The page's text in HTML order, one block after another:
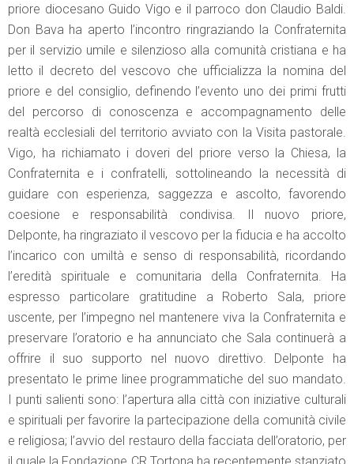
priore diocesano Guido Vigo e il parroco don Claudio Baldi.
Don Bava ha aperto l’incontro ringraziando la Confraternita
per il servizio umile e silenzioso alla comunità cristiana e ha
letto il decreto del vescovo che ufficializza la nomina del
priore e del consiglio, definendo l’evento uno dei primi frutti
del percorso di conoscenza e accompagnamento delle
realtà ecclesiali del territorio avviato con la Visita pastorale.
Vigo, ha richiamato i doveri del priore verso la Chiesa, la
Confraternita e i confratelli, sottolineando la necessità di
guidare con esperienza, saggezza e ascolto, favorendo
coesione e responsabilità condivisa. Il nuovo priore,
Delponte, ha ringraziato il vescovo per la fiducia e ha accolto
l’incarico con umiltà e senso di responsabilità, ricordando
l’eredità spirituale e comunitaria della Confraternita. Ha
espresso particolare gratitudine a Roberto Sala, priore
uscente, per l’impegno nel mantenere viva la Confraternita e
preservare l’oratorio e ha annunciato che Sala continuerà a
offrire il suo supporto nel nuovo direttivo. Delponte ha
presentato le prime linee programmatiche del suo mandato.
I punti salienti sono: l’apertura alla città con iniziative culturali
e spirituali per favorire la partecipazione della comunità civile
e religiosa; l’avvio del restauro della facciata dell’oratorio, per